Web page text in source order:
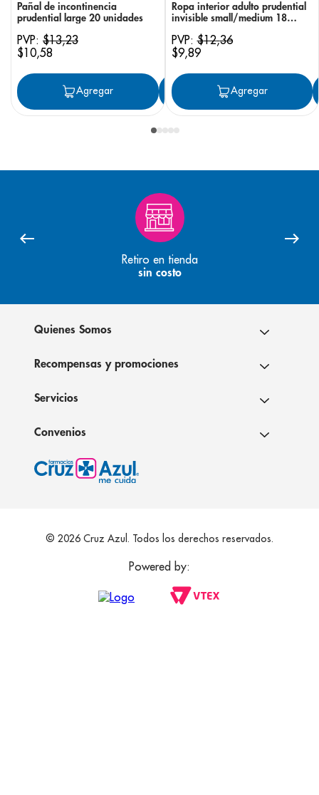
Pañal de incontinencia
prudential large 20 unidades
PVP: $13,23
$10,58
Agregar Agregar
Ropa interior adulto prudential
invisible small/medium 18
PVP:$12,36
$9,89
Agregar
Retiro en tienda
sin costo
Quienes Somos
Recompensas y promociones
Servicios
Convenios
© 2026 Cruz Azul. Todos los derechos reservados.
Powered by: